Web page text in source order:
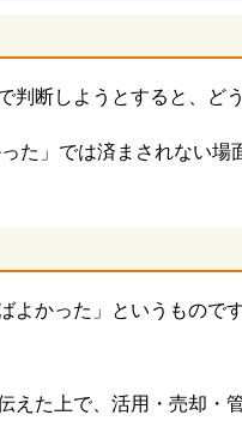
断しようとすると、ど
た」では済まされない
かった」というもので
た上で、活用・売却・